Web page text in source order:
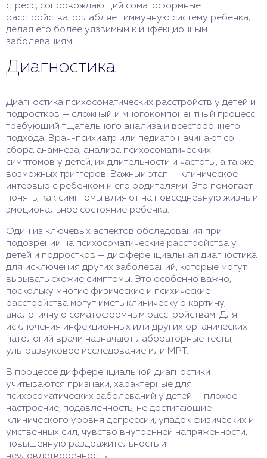
стресс, сопровождающий соматоформные
расстройства, ослабляет иммунную систему ребенка,
делая его более уязвимым к инфекционным
заболеваниям.
Диагностика
Диагностика психосоматических расстройств у детей и
подростков — сложный и многокомпонентный процесс,
требующий тщательного анализа и всестороннего
подхода. Врач-психиатр или педиатр начинают со
сбора анамнеза, анализа психосоматических
симптомов у детей, их длительности и частоты, а также
возможных триггеров. Важный этап — клиническое
интервью с ребенком и его родителями. Это помогает
понять, как симптомы влияют на повседневную жизнь и
эмоциональное состояние ребенка.
Один из ключевых аспектов обследования при
подозрении на психосоматические расстройства у
детей и подростков — дифференциальная диагностика
для исключения других заболеваний, которые могут
вызывать схожие симптомы. Это особенно важно,
поскольку многие физические и психические
расстройства могут иметь клиническую картину,
аналогичную соматоформным расстройствам. Для
исключения инфекционных или других органических
патологий врачи назначают лабораторные тесты,
ультразвуковое исследование или МРТ.
В процессе дифференциальной диагностики
учитываются признаки, характерные для
психосоматических заболеваний у детей — плохое
настроение, подавленность, не достигающие
клинического уровня депрессии, упадок физических и
умственных сил, чувство внутренней напряженности,
повышенную раздражительность и